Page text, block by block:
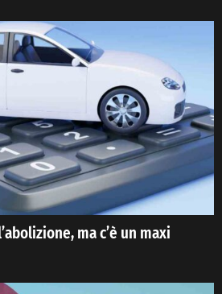
ma c’è un maxi